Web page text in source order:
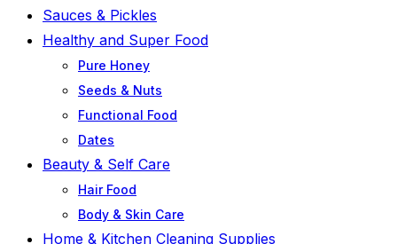
Sauces & Pickles
Healthy and Super Food
Pure Honey
Seeds & Nuts
Functional Food
Dates
Beauty & Self Care
Hair Food
Body & Skin Care
Home & Kitchen Cleaning Supplies